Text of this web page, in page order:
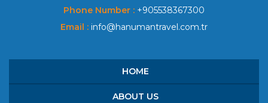
Phone Number : +905538367300
Email : info@hanumantravel.com.tr
HOME
ABOUT US